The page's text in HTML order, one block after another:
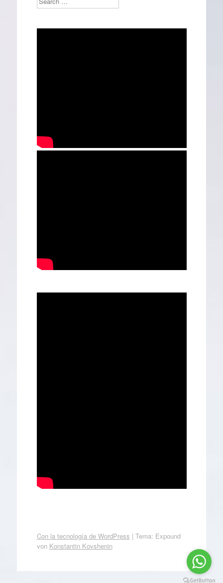
Con la tecnología de WordPress | Tema: Expound
von Konstantin Kovshenin